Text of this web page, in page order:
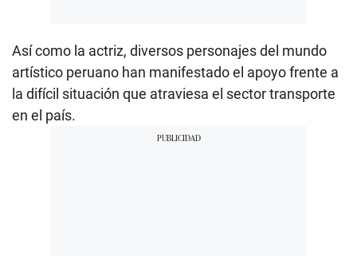
Así como la actriz, diversos personajes del mundo
artístico peruano han manifestado el apoyo frente a
la difícil situación que atraviesa el sector transporte
en el país.